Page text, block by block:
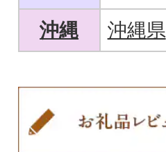
沖縄
沖縄県